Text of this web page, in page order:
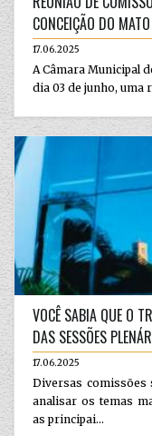
CONCEIÇÃO DO
17.06.2025
A Câmara Municipal
dia 03 de junho, uma
VOCÊ SABIA QUE O
DAS SESSÕES
17.06.2025
Diversas comissões
analisar os temas
as principai...